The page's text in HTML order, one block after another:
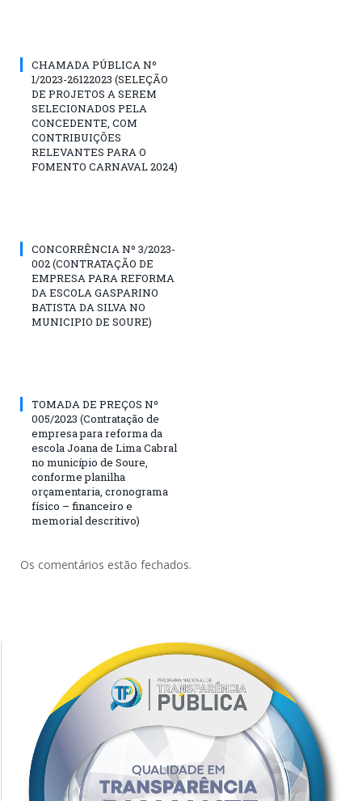
CHAMADA PÚBLICA Nº
1/2023-26122023 (SELEÇÃO
DE PROJETOS A SEREM
SELECIONADOS PELA
CONCEDENTE, COM
CONTRIBUIÇÕES
RELEVANTES PARA O
FOMENTO CARNAVAL 2024)
CONCORRÊNCIA Nº 3/2023-
002 (CONTRATAÇÃO DE
EMPRESA PARA REFORMA
DA ESCOLA GASPARINO
BATISTA DA SILVA NO
MUNICIPIO DE SOURE)
TOMADA DE PREÇOS Nº
005/2023 (Contratação de
empresa para reforma da
escola Joana de Lima Cabral
no município de Soure,
conforme planilha
orçamentaria, cronograma
físico – financeiro e
memorial descritivo)
Os comentários estão fechados.